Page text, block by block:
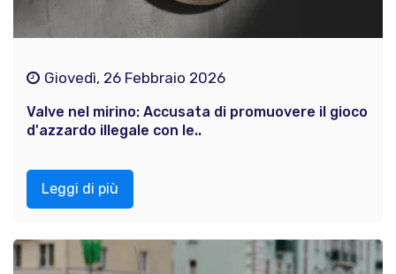
Giovedì, 26 Febbraio 2026
Valve nel mirino: Accusata di promuovere il gioco
d'azzardo illegale con le..
Leggi di più